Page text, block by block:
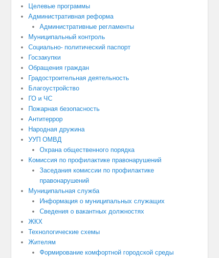
Целевые программы
Административная реформа
Административные регламенты
Муниципальный контроль
Социально- политический паспорт
Госзакупки
Обращения граждан
Градостроительная деятельность
Благоустройство
ГО и ЧС
Пожарная безопасность
Антитеррор
Народная дружина
УУП ОМВД
Охрана общественного порядка
Комиссия по профилактике правонарушений
Заседания комиссии по профилактике
правонарушений
Муниципальная служба
Информация о муниципальных служащих
Сведения о вакантных должностях
ЖКХ
Технологические схемы
Жителям
Формирование комфортной городской среды